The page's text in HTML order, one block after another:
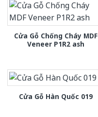
Cửa Gỗ Chống Cháy MDF
Veneer P1R2 ash
Cửa Gỗ Hàn Quốc 019